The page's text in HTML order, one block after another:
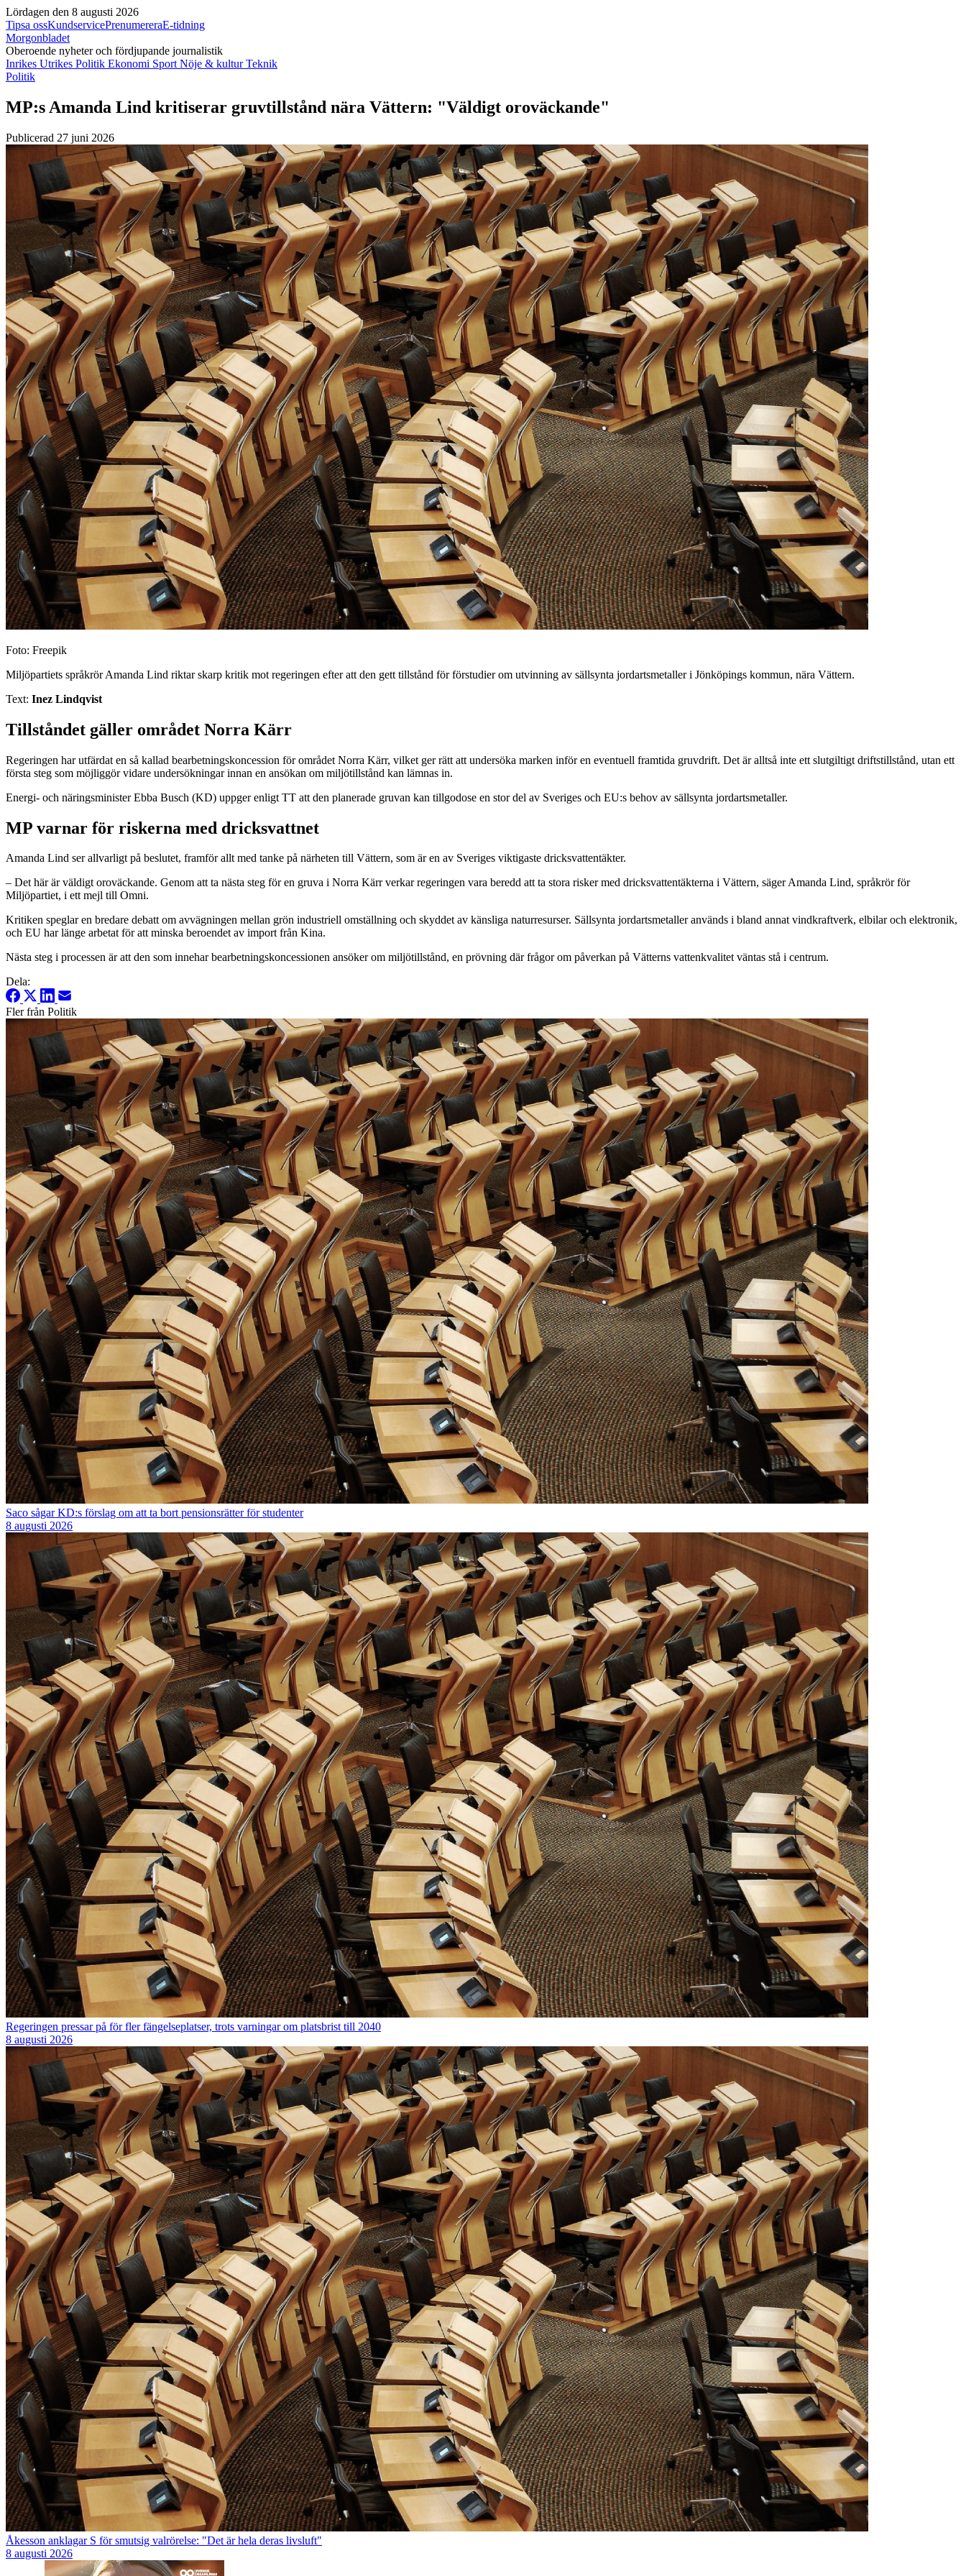
Lördagen den 8 augusti 2026
Tipsa ossKundservicePrenumereraE-tidning
Morgonbladet
Oberoende nyheter och fördjupande journalistik
Inrikes Utrikes Politik Ekonomi Sport Nöje & kulturTeknik
Politik
MP:s Amanda Lind kritiserar gruvtillstånd nära Vättern: "Väldigt oroväckande"
Publicerad 27 juni 2026
Foto: Freepik
Miljöpartiets språkrör Amanda Lind riktar skarp kritik mot regeringen efter att den gett tillstånd för förstudier om utvinning av sällsynta jordartsmetaller i Jönköpings kommun, nära Vättern.
Text: Inez Lindqvist
Tillståndet gäller området Norra Kärr
Regeringen har utfärdat en så kallad bearbetningskoncession för området Norra Kärr, vilket ger rätt att undersöka marken inför en eventuell framtida gruvdrift. Det är alltså inte ett slutgiltigt driftstillstånd, utan ett
första steg som möjliggör vidare undersökningar innan en ansökan om miljötillstånd kan lämnas in.
Energi- och näringsminister Ebba Busch (KD) uppger enligt TT att den planerade gruvan kan tillgodose en stor del av Sveriges och EU:s behov av sällsynta jordartsmetaller.
MP varnar för riskerna med dricksvattnet
Amanda Lind ser allvarligt på beslutet, framför allt med tanke på närheten till Vättern, som är en av Sveriges viktigaste dricksvattentäkter.
– Det här är väldigt oroväckande. Genom att ta nästa steg för en gruva i Norra Kärr verkar regeringen vara beredd att ta stora risker med dricksvattentäkterna i Vättern, säger Amanda Lind, språkrör för
Miljöpartiet, i ett mejl till Omni.
Kritiken speglar en bredare debatt om avvägningen mellan grön industriell omställning och skyddet av känsliga naturresurser. Sällsynta jordartsmetaller används i bland annat vindkraftverk, elbilar och elektronik,
och EU har länge arbetat för att minska beroendet av import från Kina.
Nästa steg i processen är att den som innehar bearbetningskoncessionen ansöker om miljötillstånd, en prövning där frågor om påverkan på Vätterns vattenkvalitet väntas stå i centrum.
Dela:
Fler från Politik
Saco sågar KD:s förslag om att ta bort pensionsrätter för studenter
8 augusti 2026
Regeringen pressar på för fler fängelseplatser, trots varningar om platsbrist till 2040
8 augusti 2026
Åkesson anklagar S för smutsig valrörelse: "Det är hela deras livsluft"
8 augusti 2026